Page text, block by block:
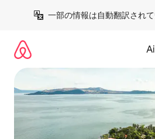
一部の情報は自動翻訳されて